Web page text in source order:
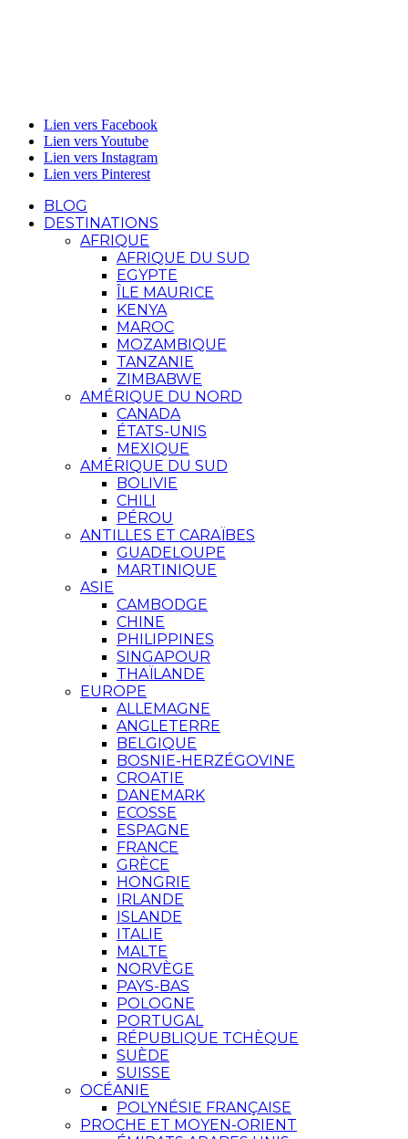
Lien vers Facebook
Lien vers Youtube
Lien vers Instagram
Lien vers Pinterest
BLOG
DESTINATIONS
AFRIQUE
AFRIQUE DU SUD
EGYPTE
ÎLE MAURICE
KENYA
MAROC
MOZAMBIQUE
TANZANIE
ZIMBABWE
AMÉRIQUE DU NORD
CANADA
ÉTATS-UNIS
MEXIQUE
AMÉRIQUE DU SUD
BOLIVIE
CHILI
PÉROU
ANTILLES ET CARAÏBES
GUADELOUPE
MARTINIQUE
ASIE
CAMBODGE
CHINE
PHILIPPINES
SINGAPOUR
THAÏLANDE
EUROPE
ALLEMAGNE
ANGLETERRE
BELGIQUE
BOSNIE-HERZÉGOVINE
CROATIE
DANEMARK
ECOSSE
ESPAGNE
FRANCE
GRÈCE
HONGRIE
IRLANDE
ISLANDE
ITALIE
MALTE
NORVÈGE
PAYS-BAS
POLOGNE
PORTUGAL
RÉPUBLIQUE TCHÈQUE
SUÈDE
SUISSE
OCÉANIE
POLYNÉSIE FRANÇAISE
PROCHE ET MOYEN-ORIENT